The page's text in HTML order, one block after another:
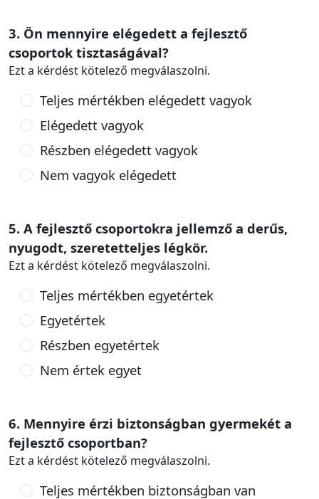
3. Ön mennyire elégedett a fejlesztő
csoportok tisztaságával?
Ezt a kérdést kötelező megválaszolni.
Teljes mértékben elégedett vagyok
Elégedett vagyok
Részben elégedett vagyok
Nem vagyok elégedett
5. A fejlesztő csoportokra jellemző a derűs,
nyugodt, szeretetteljes légkör.
Ezt a kérdést kötelező megválaszolni.
Teljes mértékben egyetértek
Egyetértek
Részben egyetértek
Nem értek egyet
6. Mennyire érzi biztonságban gyermekét a
fejlesztő csoportban?
Ezt a kérdést kötelező megválaszolni.
Teljes mértékben biztonságban van